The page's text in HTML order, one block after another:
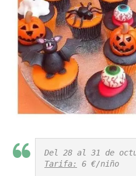
Tarifa:
6 €/niño